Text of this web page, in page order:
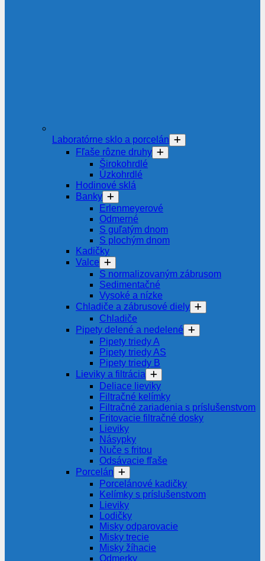
Laboratórne sklo a porcelán
Fľaše rôzne druhy
Širokohrdlé
Úzkohrdlé
Hodinové sklá
Banky
Erlenmeyerové
Odmerné
S guľatým dnom
S plochým dnom
Kadičky
Valce
S normalizovaným zábrusom
Sedimentačné
Vysoké a nízke
Chladiče a zábrusové diely
Chladiče
Pipety delené a nedelené
Pipety triedy A
Pipety triedy AS
Pipety triedy B
Lieviky a filtrácia
Deliace lieviky
Filtračné kelímky
Filtračné zariadenia s príslušenstvom
Fritovacie filtračné dosky
Lieviky
Násypky
Nuče s fritou
Odsávacie fľaše
Porcelán
Porcelánové kadičky
Kelímky s príslušenstvom
Lieviky
Lodičky
Misky odparovacie
Misky trecie
Misky žíhacie
Odmerky